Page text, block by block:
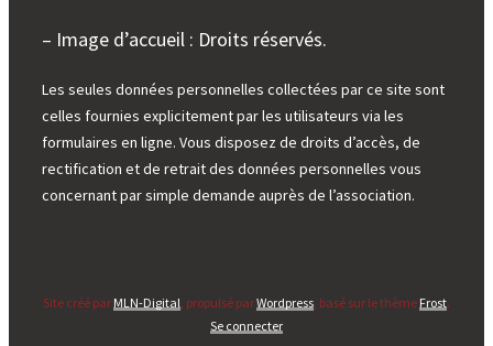
– Image d’accueil : Droits réservés.
Les seules données personnelles collectées par ce site sont
celles fournies explicitement par les utilisateurs via les
formulaires en ligne. Vous disposez de droits d’accès, de
rectification et de retrait des données personnelles vous
concernant par simple demande auprès de l’association.
Site créé par MLN-Digital, propulsé parWordpress, basé sur le thème Frost.
Se connecter